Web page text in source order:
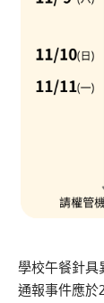
學校午餐針具
通報事件應於